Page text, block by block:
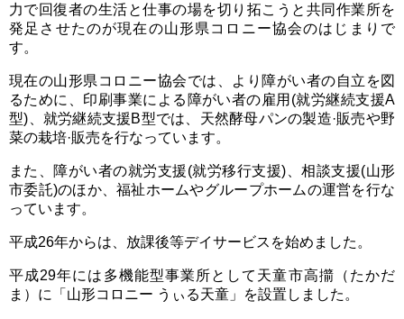
力で回復者の生活と仕事の場を切り拓こうと共同作業所を
発足させたのが現在の山形県コロニー協会のはじまりで
す。
現在の山形県コロニー協会では、より障がい者の自立を図
るために、印刷事業による障がい者の雇用(就労継続支援A
型)、就労継続支援B型では、天然酵母パンの製造·販売や野
菜の栽培·販売を行なっています。
また、障がい者の就労支援(就労移行支援)、相談支援(山形
市委託)のほか、福祉ホームやグループホームの運営を行な
っています。
平成26年からは、放課後等デイサービスを始めました。
平成29年には多機能型事業所として天童市高擶（たかだ
ま）に「山形コロニー うぃる天童」を設置しました。